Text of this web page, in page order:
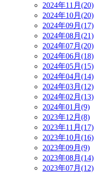
2024年11月(20)
2024年10月(20)
2024年09月(17)
2024年08月(21)
2024年07月(20)
2024年06月(18)
2024年05月(15)
2024年04月(14)
2024年03月(12)
2024年02月(13)
2024年01月(9)
2023年12月(8)
2023年11月(17)
2023年10月(16)
2023年09月(9)
2023年08月(14)
2023年07月(12)